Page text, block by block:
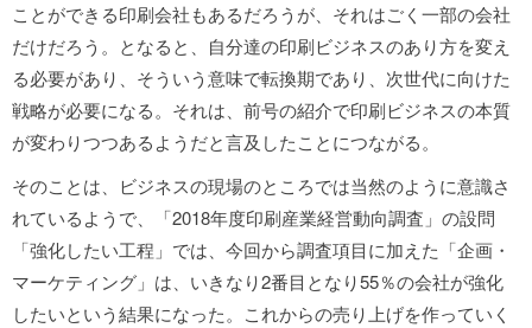
ことができる印刷会社もあるだろうが、それはごく一部の会社
だけだろう。となると、自分達の印刷ビジネスのあり方を変え
る必要があり、そういう意味で転換期であり、次世代に向けた
戦略が必要になる。それは、前号の紹介で印刷ビジネスの本質
が変わりつつあるようだと言及したことにつながる。
そのことは、ビジネスの現場のところでは当然のように意識さ
れているようで、「2018年度印刷産業経営動向調査」の設問
「強化したい工程」では、今回から調査項目に加えた「企画・
マーケティング」は、いきなり2番目となり55％の会社が強化
したいという結果になった。これからの売り上げを作っていく